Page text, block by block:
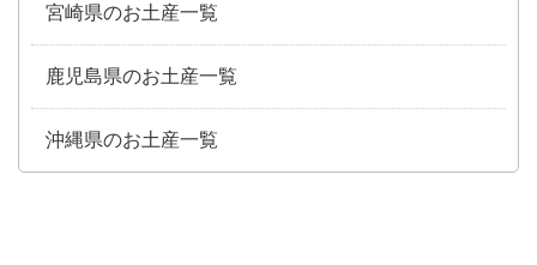
宮崎県のお土産一覧
鹿児島県のお土産一覧
沖縄県のお土産一覧